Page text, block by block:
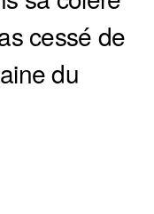
cessé de
du